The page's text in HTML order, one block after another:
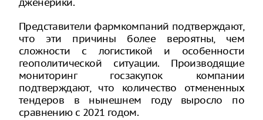
Представители фармкомпаний подтверждают,
что эти причины более вероятны, чем
сложности с логистикой и особенности
геополитической ситуации. Производящие
мониторинг госзакупок компании
подтверждают, что количество отмененных
тендеров в нынешнем году выросло по
сравнению с 2021 годом.